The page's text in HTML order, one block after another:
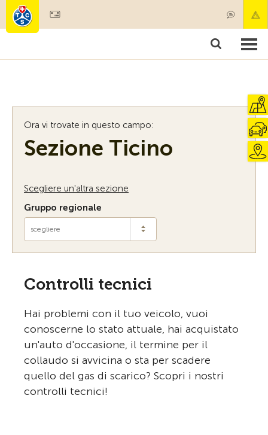
Societariato & prestazioni
Ora vi trovate in questo campo:
Sezione Ticino
Scegliere un'altra sezione
Gruppo regionale
scegliere
Controlli tecnici
Hai problemi con il tuo veicolo, vuoi
conoscerne lo stato attuale, hai acquistato
un'auto d'occasione, il termine per il
collaudo si avvicina o sta per scadere
quello del gas di scarico? Scopri i nostri
controlli tecnici!